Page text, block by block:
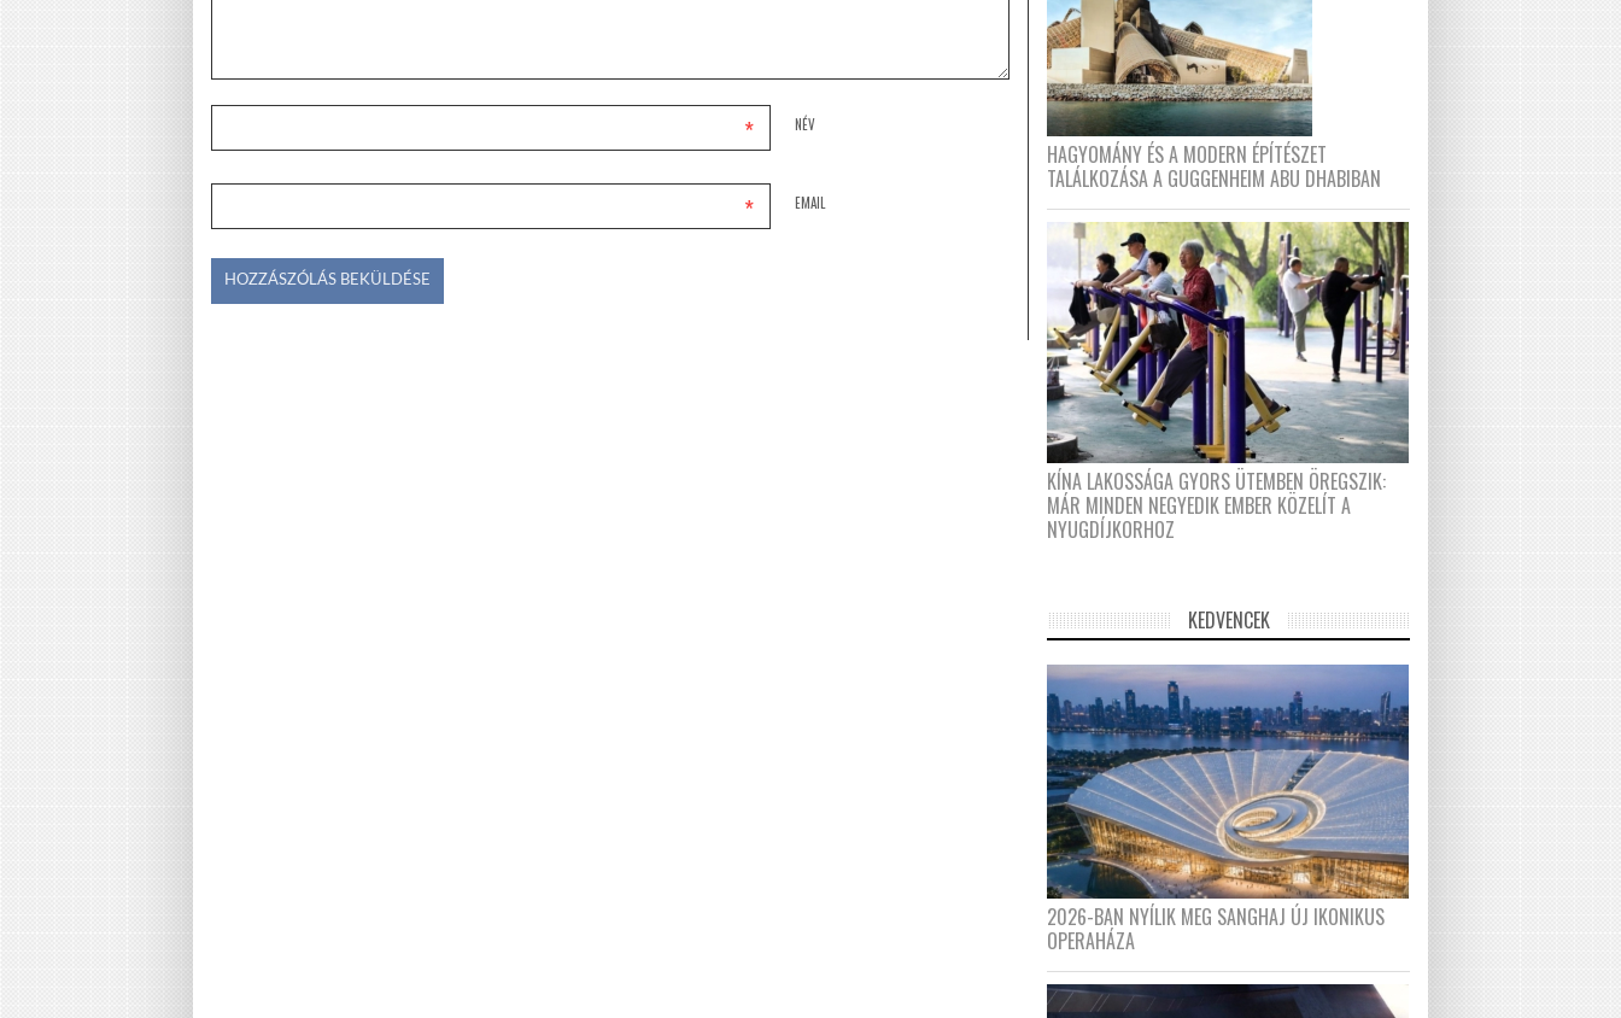
NÉV
*
EMAIL
*
HAGYOMÁNY ÉS A MODERN ÉPÍTÉSZET
TALÁLKOZÁSA A GUGGENHEIM ABU DHABIBAN
KÍNA LAKOSSÁGA GYORS ÜTEMBEN ÖREGSZIK:
MÁR MINDEN NEGYEDIK EMBER KÖZELÍT A
NYUGDÍJKORHOZ
KEDVENCEK
2026-BAN NYÍLIK MEG SANGHAJ ÚJ IKONIKUS
OPERAHÁZA